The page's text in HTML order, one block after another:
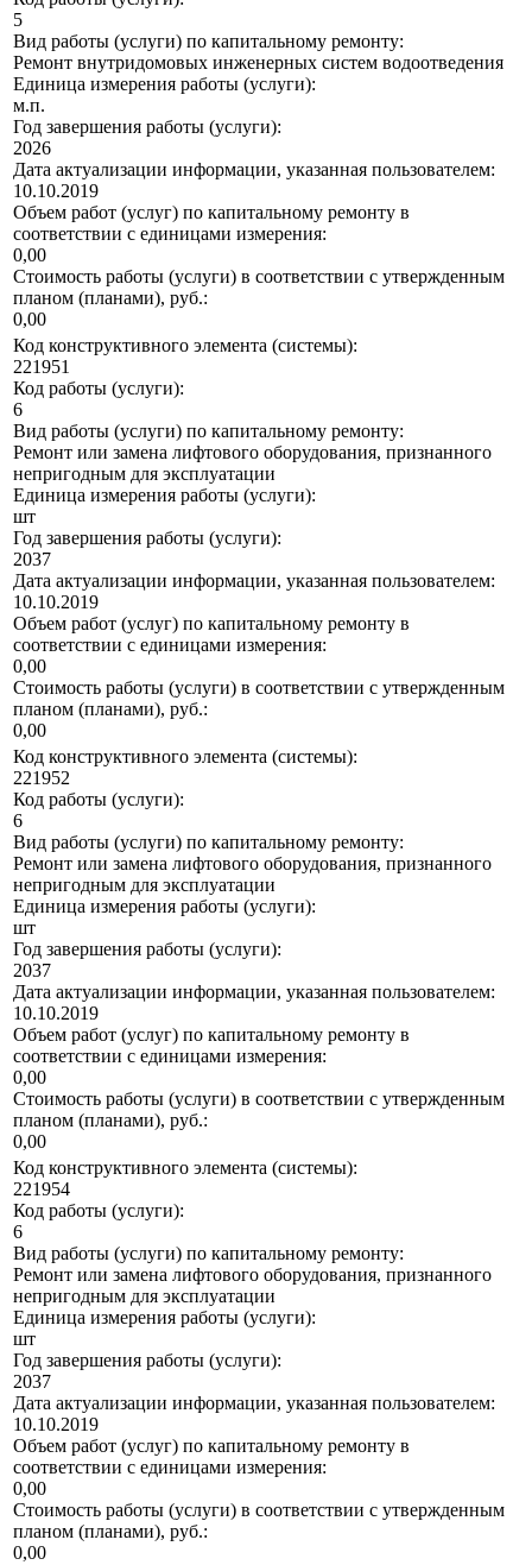
5
Вид работы (услуги) по капитальному ремонту:
Ремонт внутридомовых инженерных систем водоотведения
Единица измерения работы (услуги):
м.п.
Год завершения работы (услуги):
2026
Дата актуализации информации, указанная пользователем:
10.10.2019
Объем работ (услуг) по капитальному ремонту в
соответствии с единицами измерения:
0,00
Стоимость работы (услуги) в соответствии с утвержденным
планом (планами), руб.:
0,00
Код конструктивного элемента (системы):
221951
Код работы (услуги):
6
Вид работы (услуги) по капитальному ремонту:
Ремонт или замена лифтового оборудования, признанного
непригодным для эксплуатации
Единица измерения работы (услуги):
шт
Год завершения работы (услуги):
2037
Дата актуализации информации, указанная пользователем:
10.10.2019
Объем работ (услуг) по капитальному ремонту в
соответствии с единицами измерения:
0,00
Стоимость работы (услуги) в соответствии с утвержденным
планом (планами), руб.:
0,00
Код конструктивного элемента (системы):
221952
Код работы (услуги):
6
Вид работы (услуги) по капитальному ремонту:
Ремонт или замена лифтового оборудования, признанного
непригодным для эксплуатации
Единица измерения работы (услуги):
шт
Год завершения работы (услуги):
2037
Дата актуализации информации, указанная пользователем:
10.10.2019
Объем работ (услуг) по капитальному ремонту в
соответствии с единицами измерения:
0,00
Стоимость работы (услуги) в соответствии с утвержденным
планом (планами), руб.:
0,00
Код конструктивного элемента (системы):
221954
Код работы (услуги):
6
Вид работы (услуги) по капитальному ремонту:
Ремонт или замена лифтового оборудования, признанного
непригодным для эксплуатации
Единица измерения работы (услуги):
шт
Год завершения работы (услуги):
2037
Дата актуализации информации, указанная пользователем:
10.10.2019
Объем работ (услуг) по капитальному ремонту в
соответствии с единицами измерения:
0,00
Стоимость работы (услуги) в соответствии с утвержденным
планом (планами), руб.:
0,00